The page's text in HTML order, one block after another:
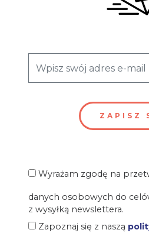
Wyrażam zgodę na
danych osobowych do
z wysyłką newslettera.
Zapoznaj się z naszą